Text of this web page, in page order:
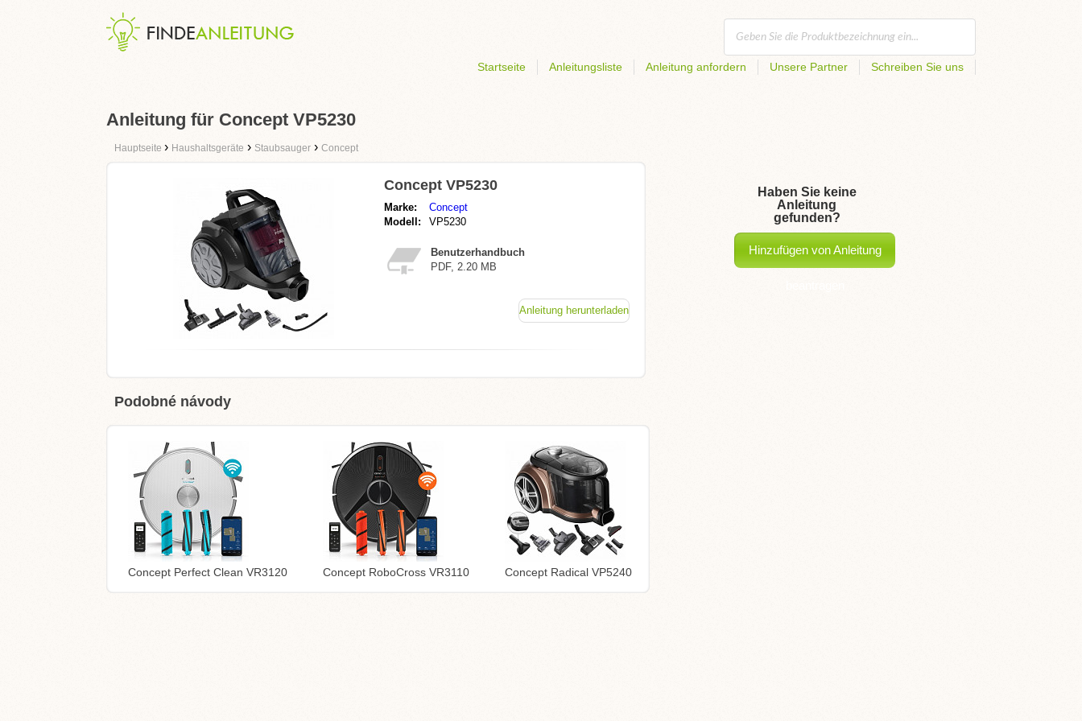
Startseite Anleitungsliste Anleitung anfordern Unsere Partner Schreiben Sie uns
Anleitung für Concept VP5230
Hauptseite › Haushaltsgeräte › Staubsauger › Concept
Concept VP5230
Marke:
Concept
Modell:
VP5230
Benutzerhandbuch
PDF, 2.20 MB
Anleitung herunterladen
Podobné návody
Concept Perfect Clean VR3120 Concept RoboCross VR3110 Concept Radical VP5240
Haben Sie keine
Anleitung
gefunden?
Hinzufügen von Anleitung